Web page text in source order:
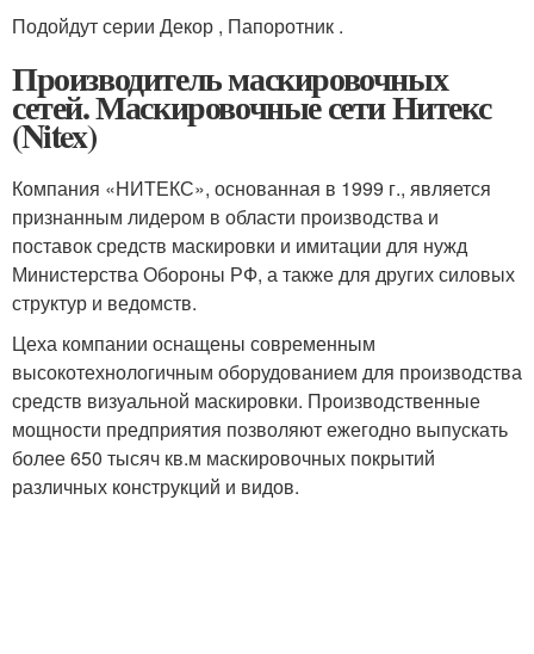
Подойдут серии Декор , Папоротник .
Производитель маскировочных
сетей. Маскировочные сети Нитекс
(Nitex)
Компания «НИТЕКС», основанная в 1999 г., является
признанным лидером в области производства и
поставок средств маскировки и имитации для нужд
Министерства Обороны РФ, а также для других силовых
структур и ведомств.
Цеха компании оснащены современным
высокотехнологичным оборудованием для производства
средств визуальной маскировки. Производственные
мощности предприятия позволяют ежегодно выпускать
более 650 тысяч кв.м маскировочных покрытий
различных конструкций и видов.